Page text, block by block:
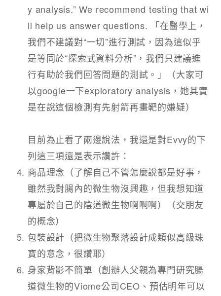
y analysis.” We recommend testing that wi
ll help us answer questions. 「在醫學上，
我們不建議對“一切”進行測試，因為這似乎
是等同於“探索式資料分析”，我們只建議進
行有助於我們回答問題的測試。」（大家可
以google一下exploratory analysis，她其實
是在說這個檢測有先射箭再畫靶的嫌疑）​
目前為止看了兩邊說法，我還是對Evvy的下
列這三項還是表示讚許：​
商品理念（了解自己不管怎麼說都是好事，
雖然我對腸內的微生物沒興趣，但我想知道
專屬於自己的陰道微生物啊啊啊）（交朋友
的概念）​
包裝設計（把微生物聚落設計成類似高級珠
寶的意念，很讚耶）​
身家背影不簡單（創辦人父親為專門研究腸
道微生物的Viome公司CEO、預估明年可以